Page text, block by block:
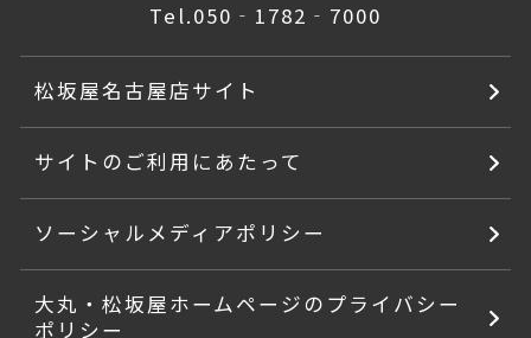
Tel.050‐1782‐7000
松坂屋名古屋店サイト
サイトのご利用にあたって
ソーシャルメディアポリシー
大丸・松坂屋ホームページのプライバシー
ポリシー